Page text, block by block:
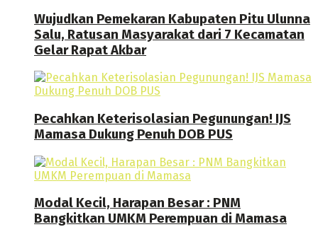
Wujudkan Pemekaran Kabupaten Pitu Ulunna
Salu, Ratusan Masyarakat dari 7 Kecamatan
Gelar Rapat Akbar
Pecahkan Keterisolasian Pegunungan! IJS
Mamasa Dukung Penuh DOB PUS
Modal Kecil, Harapan Besar : PNM
Bangkitkan UMKM Perempuan di Mamasa